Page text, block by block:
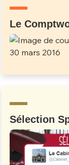
Le
Sélection